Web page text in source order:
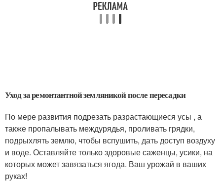
Уход за ремонтантной земляникой после пересадки
По мере развития подрезать разрастающиеся усы , а
также пропалывать междурядья, проливать грядки,
подрыхлять землю, чтобы вспушить, дать доступ воздуху
и воде. Оставляйте только здоровые саженцы, усики, на
которых может завязаться ягода. Ваш урожай в ваших
руках!